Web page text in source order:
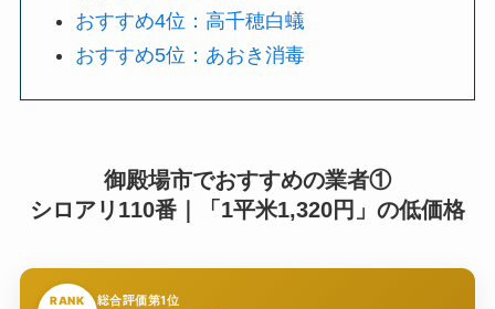
おすすめ4位：高千穂白蟻
おすすめ5位：あおき消毒
御殿場市でおすすめの業者①
シロアリ110番｜「1平米1,320円」の低価格
RANK 総合評価第1位